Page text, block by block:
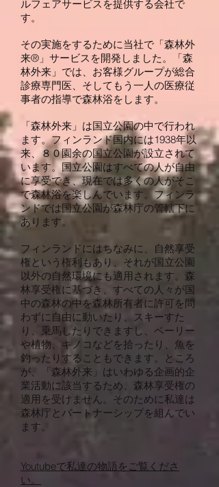
ルフェアサービスを提供する会社で
す。
その実施をするために当社で「森林外
来®」サービスを開発しました。「森
林外来」では、お客様グループが総合
診療専門医、そしてもう一人の医療従
事者の指導で森林浴をします。
「森林外来」は国立公園の中で行われ
ます。フィンランド国内には1938年以
来、８０園余の国立公園が設立されて
います。国立公園はすべての人が自由
に享受でき、現在では多くの人がそこ
で森林浴を楽しんでいます。フィンラ
ンドでは国立公園が森林庁の管轄下に
あります。
フィンランドにはちなみに、自然享受
権という権利もあり、それが国立公園
以外の自然環境にも適用されます。森
林享受権に基づき、すべての人々が国
中の森林の中を森林所有者に許可を問
わずに自由に動いたり、スキーすた
り、乗馬したりできますし、ベーリー
や植物、キノコなどを拾ったり、魚を
釣ったりすることもできます。ところ
が、「森林外来」はいわゆる企画的企
業活動に該当するため、森林享受権の
適用を受けません。そのために私達は
森林庁とパートナーシップを組んでい
ます。
Youtubeで私達の物語をご覧くださ
い。